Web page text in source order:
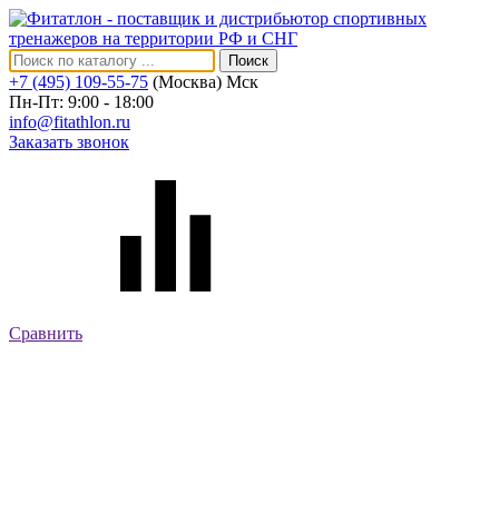
Поиск
+7 (495) 109-55-75 (Москва) Мск
Пн-Пт: 9:00 - 18:00
info@fitathlon.ru
Заказать звонок
Сравнить